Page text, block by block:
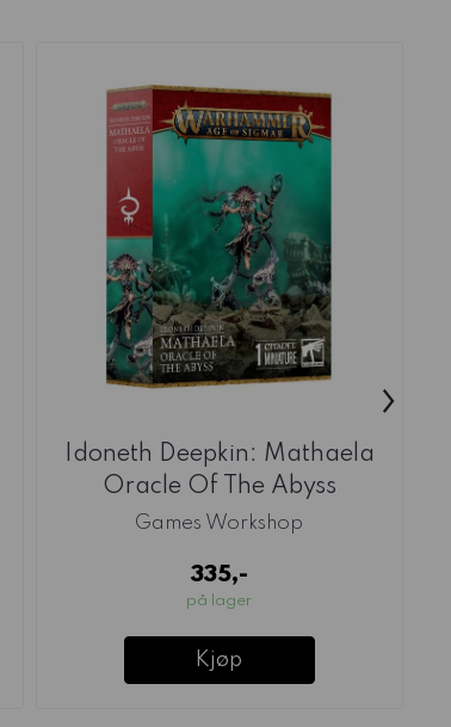
Idoneth Deepkin: Mathaela
Oracle Of The Abyss
Games Workshop
335,-
på lager
Kjøp
›